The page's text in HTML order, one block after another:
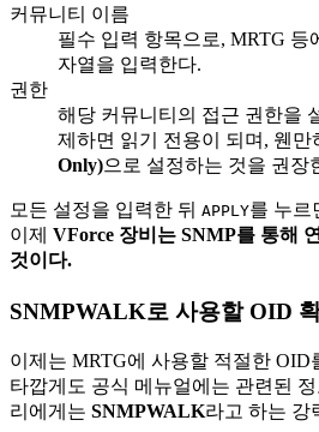
커뮤니티 이름
필수 입력 항목으로, MRTG 등
자열을 입력한다.
권한
해당 커뮤니티의 접근 권한을
제하면 읽기 전용이 되며, 웬만
Only)으로 설정하는 것을 권장
모든 설정을 입력한 뒤 APPLY를 누르
이제 VForce 장비는 SNMP를 통해
것이다.
SNMPWALK로 사용할 OID
이제는 MRTG에 사용할 적절한 OID
타깝게도 공식 메뉴얼에는 관련된
리에게는 SNMPWALK라고 하는 강